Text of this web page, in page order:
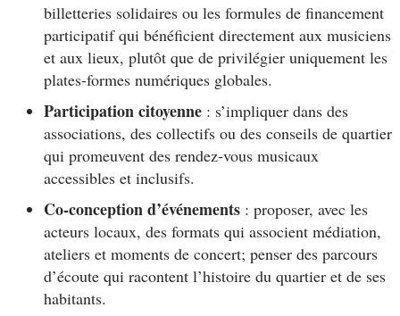
billetteries solidaires ou les formules de financement
participatif qui bénéficient directement aux musiciens
et aux lieux, plutôt que de privilégier uniquement les
plates-formes numériques globales.
Participation citoyenne: s’impliquer dans des
associations, des collectifs ou des conseils de quartier
qui promeuvent des rendez-vous musicaux
accessibles et inclusifs.
Co-conception d’événements: proposer, avec les
acteurs locaux, des formats qui associent médiation,
ateliers et moments de concert; penser des parcours
d’écoute qui racontent l’histoire du quartier et de ses
habitants.